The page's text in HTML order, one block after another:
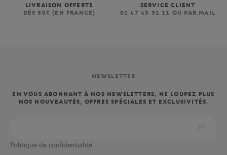
LIVRAISON OFFERTE
DÈS 80€ (EN FRANCE)
SERVICE CLIENT
01 47 43 51 11 OU PAR MAIL
NEWSLETTER
EN VOUS ABONNANT À NOS NEWSLETTERS, NE LOUPEZ PLUS
NOS NOUVEAUTÉS, OFFRES SPÉCIALES ET EXCLUSIVITÉS.
Politique de confidentialité